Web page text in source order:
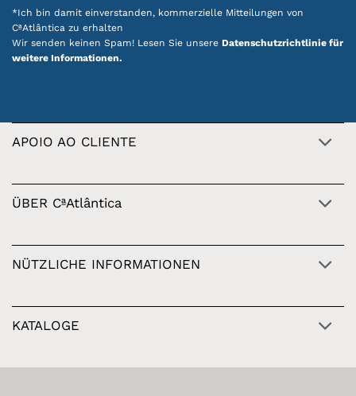
*Ich bin damit einverstanden, kommerzielle Mitteilungen von
CªAtlântica zu erhalten
Wir senden keinen Spam! Lesen Sie unsere Datenschutzrichtlinie für
weitere Informationen.
APOIO AO CLIENTE
ÜBER CªAtlântica
NÜTZLICHE INFORMATIONEN
KATALOGE